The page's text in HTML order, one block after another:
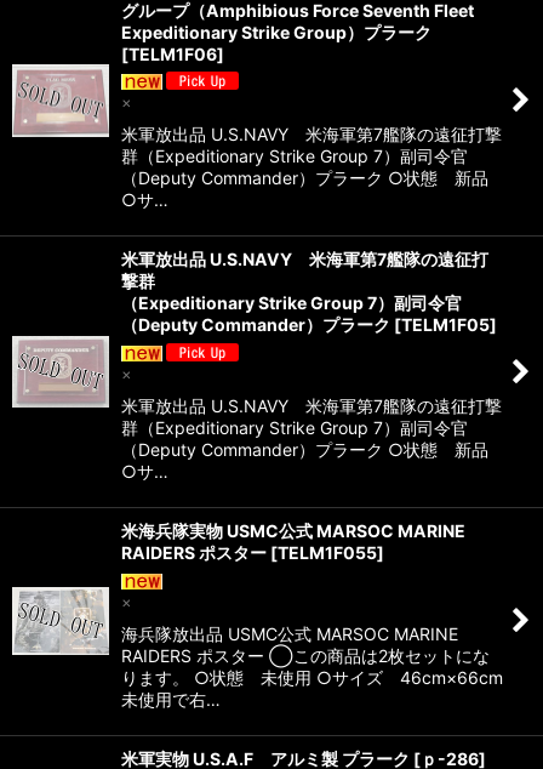
グループ（Amphibious Force Seventh Fleet
Expeditionary Strike Group）プラーク
[TELM1F06]
×
米軍放出品 U.S.NAVY 米海軍第7艦隊の遠征打撃
群（Expeditionary Strike Group 7）副司令官
（Deputy Commander）プラーク ○状態 新品
○サ…
米軍放出品 U.S.NAVY 米海軍第7艦隊の遠征打
撃群
（Expeditionary Strike Group 7）副司令官
（Deputy Commander）プラーク [TELM1F05]
×
米軍放出品 U.S.NAVY 米海軍第7艦隊の遠征打撃
群（Expeditionary Strike Group 7）副司令官
（Deputy Commander）プラーク ○状態 新品
○サ…
米海兵隊実物 USMC公式 MARSOC MARINE
RAIDERS ポスター [TELM1F055]
×
海兵隊放出品 USMC公式 MARSOC MARINE
RAIDERS ポスター ◯この商品は2枚セットにな
ります。 ○状態 未使用 ○サイズ 46cm×66cm
未使用で右…
米軍実物 U.S.A.F アルミ製 プラーク [ ｐ-286]